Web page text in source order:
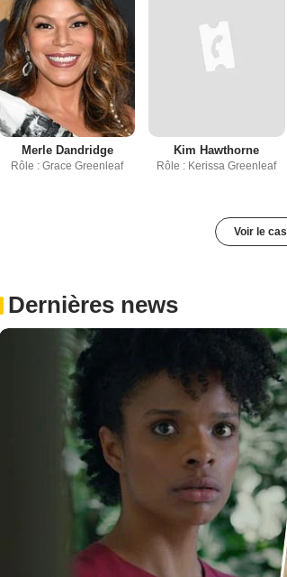
Merle Dandridge
Rôle : Grace Greenleaf
Kim Hawthorne
Rôle : Kerissa Greenleaf
Voir le
Dernières news